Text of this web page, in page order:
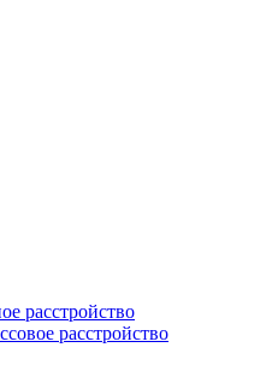
расстройство
расстройство